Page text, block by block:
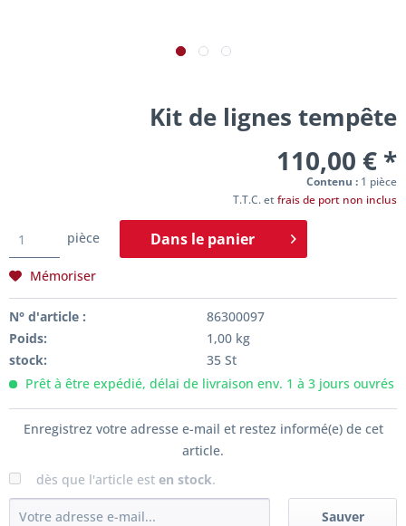
Kit de lignes tempête
110,00 € *
Contenu : 1 pièce
T.T.C. etfrais de port non inclus
pièce Dans le panier
Mémoriser
N° d'article :
86300097
Poids:
1,00 kg
stock:
35 St
Prêt à être expédié, délai de livraison env. 1 à 3 jours ouvrés
Enregistrez votre adresse e-mail et restez informé(e) de cet
article.
dès que l'article est en stock.
Sauver